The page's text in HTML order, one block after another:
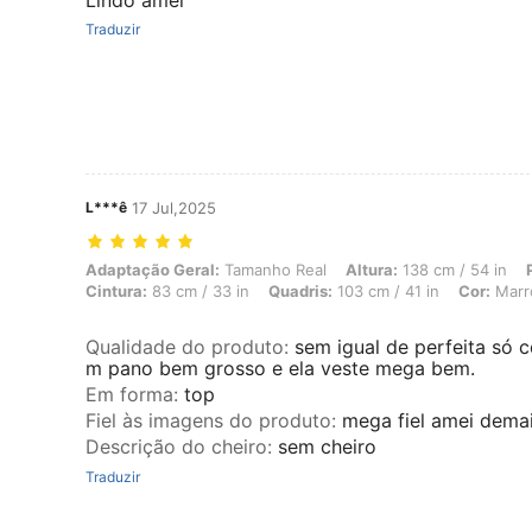
Traduzir
L***ê 17 Jul,2025
Adaptação Geral: Tamanho Real, Altura: 138 cm / 54 in, Peso: 54
Adaptação Geral: Tamanho Real Altura: 138 cm / 54 in
Cintura: 83 cm / 33 in Quadris: 103 cm / 41 in Cor:
Qualidade do produto: sem igual de perfeita só
m pano bem grosso e ela veste mega bem.
Em forma: top
Fiel às imagens do produto: mega fiel amei
Descrição do cheiro: sem cheiro
Traduzir